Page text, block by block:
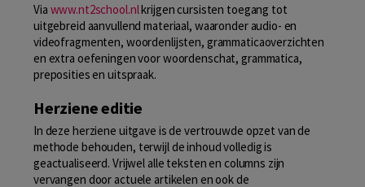
Via www.nt2school.nlkrijgen cursisten toegang tot
uitgebreid aanvullend materiaal, waaronder audio- en
videofragmenten, woordenlijsten, grammaticaoverzichten
en extra oefeningen voor woordenschat, grammatica,
preposities en uitspraak.
Herziene editie
In deze herziene uitgave is de vertrouwde opzet van de
methode behouden, terwijl de inhoud volledig is
geactualiseerd. Vrijwel alle teksten en columns zijn
vervangen door actuele artikelen en ook de